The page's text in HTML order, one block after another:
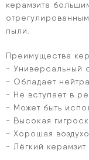
керамзита
пыли.
Преимущества
- Универсальный
- Обладает
- Не вступает в
- Может быть
- Высокая
- Хорошая
- Лёгкий керамзит